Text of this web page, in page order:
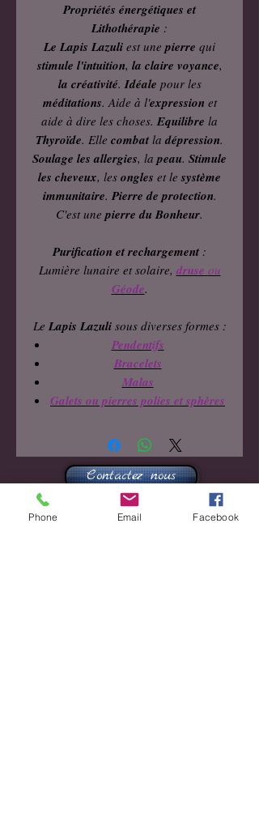
Propriétés énergétiques et
Lithothérapie :
Le Lapis Lazuli est une pierre qui
stimule l'intuition, la claire voyance,
la créativité.Idéale pour les
méditations. Aide à l'expression et
aide à dire les choses. Equilibre la
Thyroïde. Elle combat ladépression.
Soulage les allergies, la peau. Stimule
les cheveux, les ongles et lesystème
immunitaire. Pierre de protection.
C'est une pierre du Bonheur.
Purification et rechargement :
Lumière lunaire et solaire, druse ou
Géode.
Le Lapis Lazuli sous diverses formes :
Pendentifs
Bracelets
Malas
Galets ou pierres polies et sphères
Contactez nous
Phone Email Facebook